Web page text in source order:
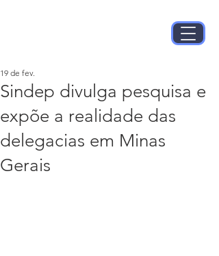
Sindep divulga pesquisa e
expõe a realidade das
delegacias em Minas
Gerais
19 de fev.